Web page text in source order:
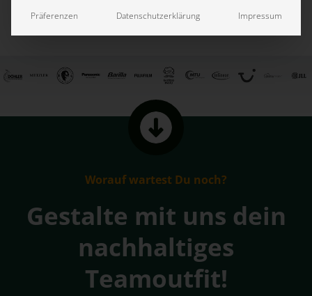
Worauf wartest Du noch?
Gestalte mit uns dein
nachhaltiges
Teamoutfit!
Präferenzen Datenschutzerklärung Impressum